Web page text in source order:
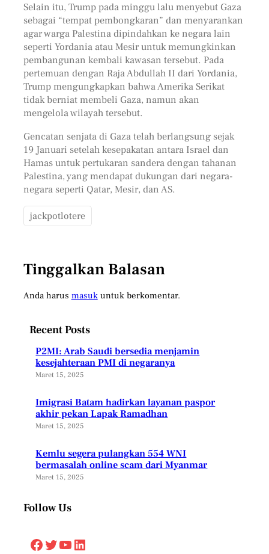
Selain itu, Trump pada minggu lalu menyebut Gaza
sebagai “tempat pembongkaran” dan menyarankan
agar warga Palestina dipindahkan ke negara lain
seperti Yordania atau Mesir untuk memungkinkan
pembangunan kembali kawasan tersebut. Pada
pertemuan dengan Raja Abdullah II dari Yordania,
Trump mengungkapkan bahwa Amerika Serikat
tidak berniat membeli Gaza, namun akan
mengelola wilayah tersebut.
Gencatan senjata di Gaza telah berlangsung sejak
19 Januari setelah kesepakatan antara Israel dan
Hamas untuk pertukaran sandera dengan tahanan
Palestina, yang mendapat dukungan dari negara-
negara seperti Qatar, Mesir, dan AS.
jackpotlotere
Tinggalkan Balasan
Anda harus masukuntuk berkomentar.
Recent Posts
P2MI: Arab Saudi bersedia menjamin
kesejahteraan PMI di negaranya
Maret 15, 2025
Imigrasi Batam hadirkan layanan paspor
akhir pekan Lapak Ramadhan
Maret 15, 2025
Kemlu segera pulangkan 554 WNI
bermasalah online scam dari Myanmar
Maret 15, 2025
Follow Us
Facebook Twitter YouTube LinkedIn